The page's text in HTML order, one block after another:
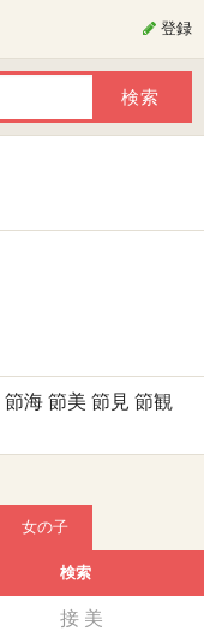
登録
節海 節美 節見 節観
女の子
検索
接 美